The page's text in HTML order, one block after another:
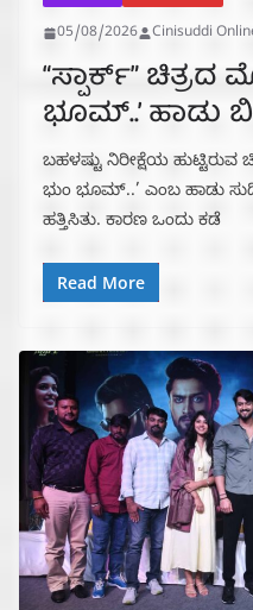
05/08/2026 Cinisuddi
“ಸ್ಪಾರ್ಕ್” ಚಿತ್ರದ
ಭೂಮ್..’ ಹಾಡು
ಬಹಳಷ್ಟು ನಿರೀಕ್ಷೆಯ ಹುಟ್ಟಿರುವ
ಭುಂ‌ ಭೂಮ್..’ ಎಂಬ ಹಾಡು
ಹತ್ತಿಸಿತು. ಕಾರಣ ಒಂದು ಕಡೆ
Read More